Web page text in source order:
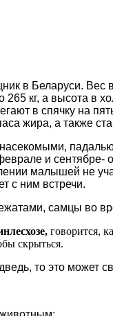
в Беларуси. Вес
кг, а высота в
в спячку на
жира, а также
насекомыми,
и
малышей не
с ним встречи.
самцы во
говорится,
скрыться.
то это может